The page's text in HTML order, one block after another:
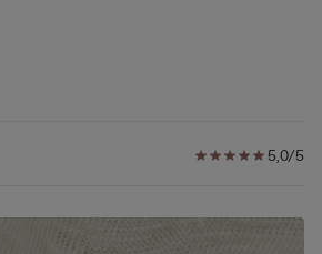
och har på sig storlek S
5,0/5